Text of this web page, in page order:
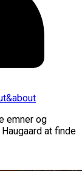
emner og
at finde